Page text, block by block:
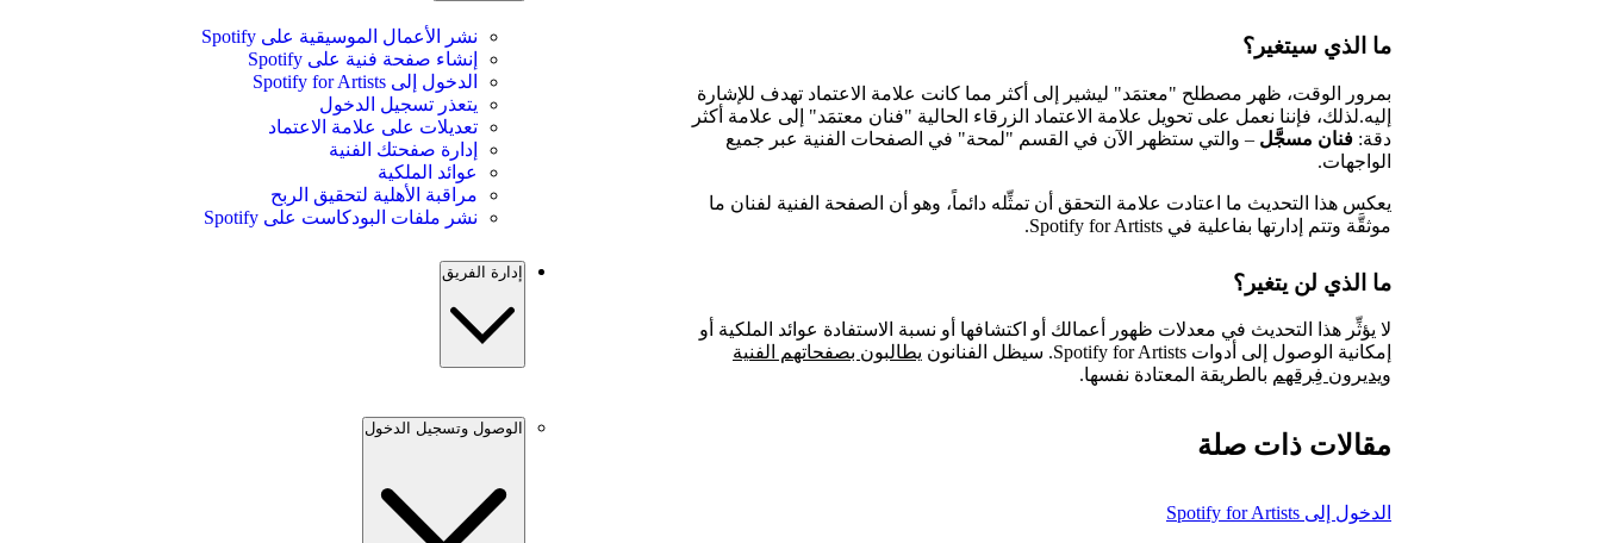
ما الذي سيتغير؟
بمرور الوقت، ظهر مصطلح "معتمَد" ليشير إلى أكثر مما كانت علامة الاعتماد تهدف للإشارة
إليه.لذلك، فإننا نعمل على تحويل علامة الاعتماد الزرقاء الحالية "فنان معتمَد" إلى علامة أكثر
دقة: فنان مسجَّل – والتي ستظهر الآن في القسم "لمحة" في الصفحات الفنية عبر جميع
الواجهات.
يعكس هذا التحديث ما اعتادت علامة التحقق أن تمثِّله دائماً، وهو أن الصفحة الفنية لفنان ما
موثقَّة وتتم إدارتها بفاعلية في Spotify for Artists.
ما الذي لن يتغير؟
لا يؤثِّر هذا التحديث في معدلات ظهور أعمالك أو اكتشافها أو نسبة الاستفادة عوائد الملكية أو
إمكانية الوصول إلى أدوات Spotify for Artists. سيظل الفنانون
يطالبون بصفحاتهم الفنية
ويديرون فِرقهم بالطريقة المعتادة نفسها.
مقالات ذات صلة
الدخول إلى Spotify for Artists
نشر الأعمال الموسيقية على Spotify
إنشاء صفحة فنية على Spotify
الدخول إلى Spotify for Artists
يتعذر تسجيل الدخول
تعديلات على علامة الاعتماد
إدارة صفحتك الفنية
عوائد الملكية
مراقبة الأهلية لتحقيق الربح
نشر ملفات البودكاست على Spotify
إدارة الفريق
الوصول وتسجيل الدخول